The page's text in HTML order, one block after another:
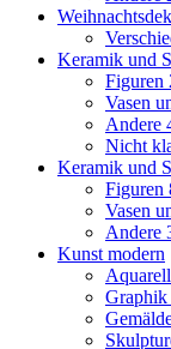
Keramik und
Figuren
Vasen
Andere
Nicht
Keramik und
Figuren
Vasen
Andere
Kunst modern
Graphik